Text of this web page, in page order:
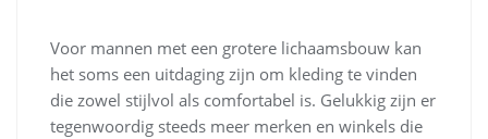
Voor mannen met een grotere lichaamsbouw kan
het soms een uitdaging zijn om kleding te vinden
die zowel stijlvol als comfortabel is. Gelukkig zijn er
tegenwoordig steeds meer merken en winkels die